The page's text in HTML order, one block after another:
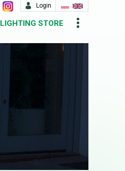
Login
LIGHTING STORE